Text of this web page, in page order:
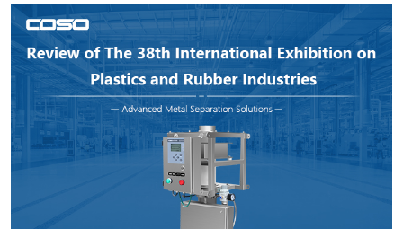
national des expositions et des congrès (Shanghai). Nous
avons le grand plaisir de vous inviter à nous rendre visite
dans le Hall 5...